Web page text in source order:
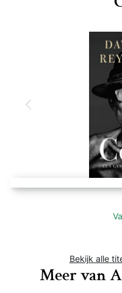
Bekijk alle
Meer van